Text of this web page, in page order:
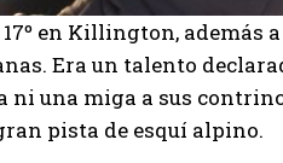
en Killington, además a
Era un talento
ni una miga a sus
pista de esquí alpino.